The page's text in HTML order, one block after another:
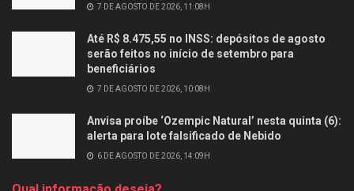
7 DE AGOSTO DE 2026, 11:08H
Até R$ 8.475,55 no INSS: depósitos de agosto
serão feitos no início de setembro para
beneficiários
7 DE AGOSTO DE 2026, 10:08H
Anvisa proíbe ‘Ozempic Natural’ nesta quinta (6):
alerta para lote falsificado de Nebido
6 DE AGOSTO DE 2026, 14:09H